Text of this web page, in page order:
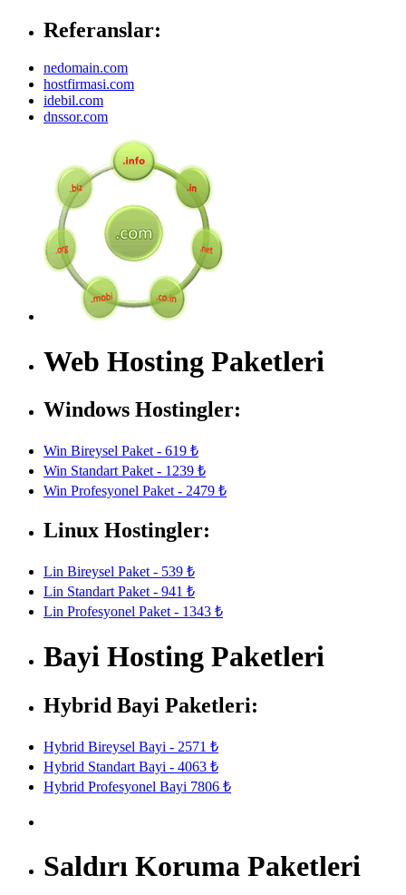
Referanslar:
nedomain.com
hostfirmasi.com
idebil.com
dnssor.com
Web Hosting Paketleri
Windows Hostingler:
Win Bireysel Paket - 619 ₺
Win Standart Paket - 1239 ₺
Win Profesyonel Paket - 2479 ₺
Linux Hostingler:
Lin Bireysel Paket - 539 ₺
Lin Standart Paket - 941 ₺
Lin Profesyonel Paket - 1343 ₺
Bayi Hosting Paketleri
Hybrid Bayi Paketleri:
Hybrid Bireysel Bayi - 2571 ₺
Hybrid Standart Bayi - 4063 ₺
Hybrid Profesyonel Bayi 7806 ₺
Saldırı Koruma Paketleri